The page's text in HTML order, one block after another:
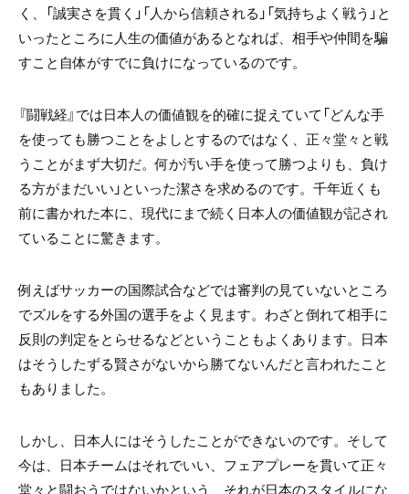
く、「誠実さを貫く」「人から信頼される」「気持ちよく戦う」と
いったところに人生の価値があるとなれば、相手や仲間を騙
すこと自体がすでに負けになっているのです。
『闘戦経』では日本人の価値観を的確に捉えていて「どんな手
を使っても勝つことをよしとするのではなく、正々堂々と戦
うことがまず大切だ。何か汚い手を使って勝つよりも、負け
る方がまだいい」といった潔さを求めるのです。千年近くも
前に書かれた本に、現代にまで続く日本人の価値観が記され
ていることに驚きます。
例えばサッカーの国際試合などでは審判の見ていないところ
でズルをする外国の選手をよく見ます。わざと倒れて相手に
反則の判定をとらせるなどということもよくあります。日本
はそうしたずる賢さがないから勝てないんだと言われたこと
もありました。
しかし、日本人にはそうしたことができないのです。そして
今は、日本チームはそれでいい、フェアプレーを貫いて正々
堂々と闘おうではないかという、それが日本のスタイルにな